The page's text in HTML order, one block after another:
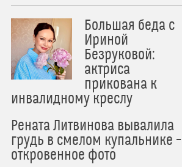
Большая беда с
Ириной
Безруковой:
актриса
прикована к
инвалидному креслу
Рената Литвинова вывалила
грудь в смелом купальнике –
откровенное фото